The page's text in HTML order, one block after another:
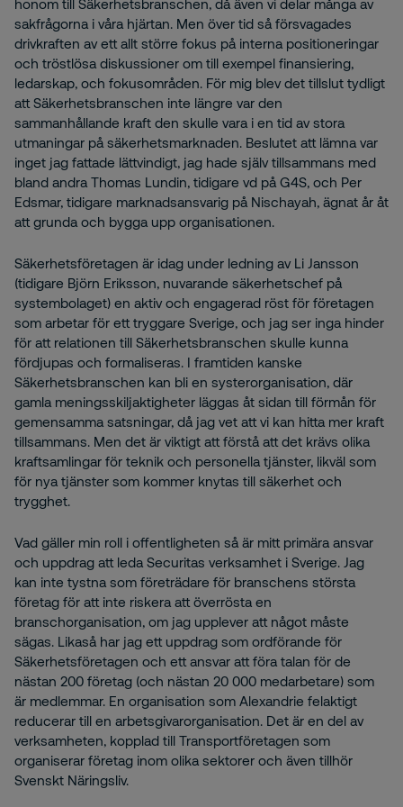
honom till Säkerhetsbranschen, då även vi delar många av
sakfrågorna i våra hjärtan. Men över tid så försvagades
drivkraften av ett allt större fokus på interna positioneringar
och tröstlösa diskussioner om till exempel finansiering,
ledarskap, och fokusområden. För mig blev det tillslut tydligt
att Säkerhetsbranschen inte längre var den
sammanhållande kraft den skulle vara i en tid av stora
utmaningar på säkerhetsmarknaden. Beslutet att lämna var
inget jag fattade lättvindigt, jag hade själv tillsammans med
bland andra Thomas Lundin, tidigare vd på G4S, och Per
Edsmar, tidigare marknadsansvarig på Nischayah, ägnat år åt
att grunda och bygga upp organisationen.
Säkerhetsföretagen är idag under ledning av Li Jansson
(tidigare Björn Eriksson, nuvarande säkerhetschef på
systembolaget) en aktiv och engagerad röst för företagen
som arbetar för ett tryggare Sverige, och jag ser inga hinder
för att relationen till Säkerhetsbranschen skulle kunna
fördjupas och formaliseras. I framtiden kanske
Säkerhetsbranschen kan bli en systerorganisation, där
gamla meningsskiljaktigheter läggas åt sidan till förmån för
gemensamma satsningar, då jag vet att vi kan hitta mer kraft
tillsammans. Men det är viktigt att förstå att det krävs olika
kraftsamlingar för teknik och personella tjänster, likväl som
för nya tjänster som kommer knytas till säkerhet och
trygghet.
Vad gäller min roll i offentligheten så är mitt primära ansvar
och uppdrag att leda Securitas verksamhet i Sverige. Jag
kan inte tystna som företrädare för branschens största
företag för att inte riskera att överrösta en
branschorganisation, om jag upplever att något måste
sägas. Likaså har jag ett uppdrag som ordförande för
Säkerhetsföretagen och ett ansvar att föra talan för de
nästan 200 företag (och nästan 20 000 medarbetare) som
är medlemmar. En organisation som Alexandrie felaktigt
reducerar till en arbetsgivarorganisation. Det är en del av
verksamheten, kopplad till Transportföretagen som
organiserar företag inom olika sektorer och även tillhör
Svenskt Näringsliv.